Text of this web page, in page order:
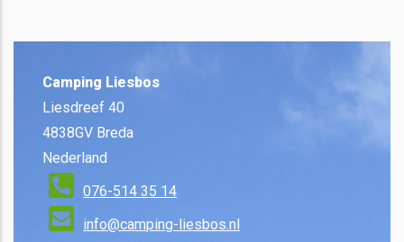
Camping Liesbos
Liesdreef 40
4838GV Breda
Nederland
076-514 35 14
info@camping-liesbos.nl